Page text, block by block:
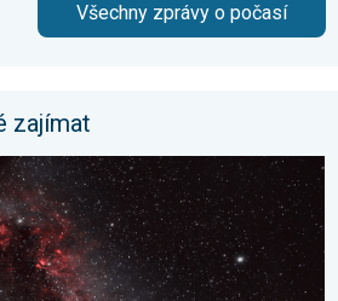
Všechny zprávy o počasí
zajímat
pozorování. . . sobota 16. května